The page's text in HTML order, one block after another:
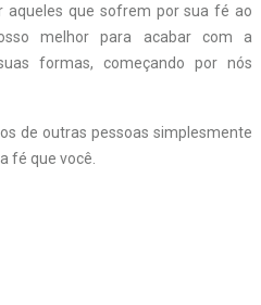
aqueles que sofrem por sua fé ao
melhor para acabar com a
formas, começando por nós
de outras pessoas simplesmente
fé que você.